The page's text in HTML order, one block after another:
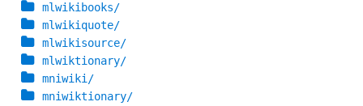
mlwikibooks/
mlwikiquote/
mlwikisource/
mlwiktionary/
mniwiki/
mniwiktionary/